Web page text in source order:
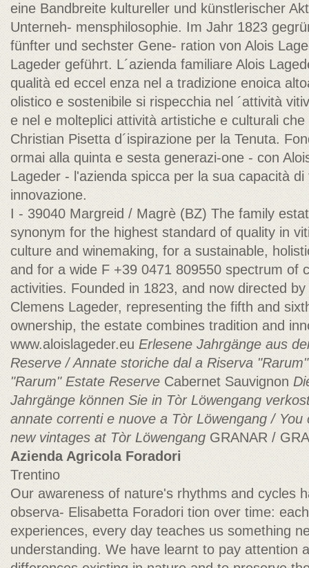
eine Bandbreite kultureller und künstlerischer
Unterneh- mensphilosophie. Im Jahr 1823
fünfter und sechster Gene- ration von Alois
Lageder geführt. L´azienda familiare Alois
qualità ed eccel enza nel a tradizione enoica
olistico e sostenibile si rispecchia nel ´attività
e nel e molteplici attività artistiche e culturali
Christian Pisetta d´ispirazione per la Tenuta.
ormai alla quinta e sesta generazi-one - con
Lageder - l'azienda spicca per la sua capacità
innovazione.
I - 39040 Margreid / Magrè (BZ) The family
synonym for the highest standard of quality in
culture and winemaking, for a sustainable,
and for a wide F +39 0471 809550 spectrum of
activities. Founded in 1823, and now directed
Clemens Lageder, representing the fifth and
ownership, the estate combines tradition and
www.aloislageder.euErlesene Jahrgänge aus
Reserve / Annate storiche dal a Riserva
"Rarum" Estate ReserveCabernet Sauvignon
Jahrgänge können Sie in Tòr Löwengang
annate correnti e nuove a Tòr Löwengang /
new vintages at Tòr LöwengangGRANAR /
Azienda Agricola Foradori
Trentino
Our awareness of nature's rhythms and cycles
observa- Elisabetta Foradori tion over time:
experiences, every day teaches us something
understanding. We have learnt to pay attention